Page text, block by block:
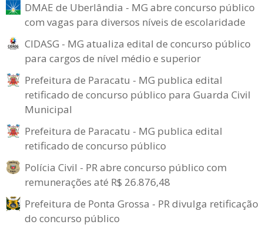
DMAE de Uberlândia - MG abre concurso público
com vagas para diversos níveis de escolaridade
CIDASG - MG atualiza edital de concurso público
para cargos de nível médio e superior
Prefeitura de Paracatu - MG publica edital
retificado de concurso público para Guarda Civil
Municipal
Prefeitura de Paracatu - MG publica edital
retificado de concurso público
Polícia Civil - PR abre concurso público com
remunerações até R$ 26.876,48
Prefeitura de Ponta Grossa - PR divulga retificação
do concurso público